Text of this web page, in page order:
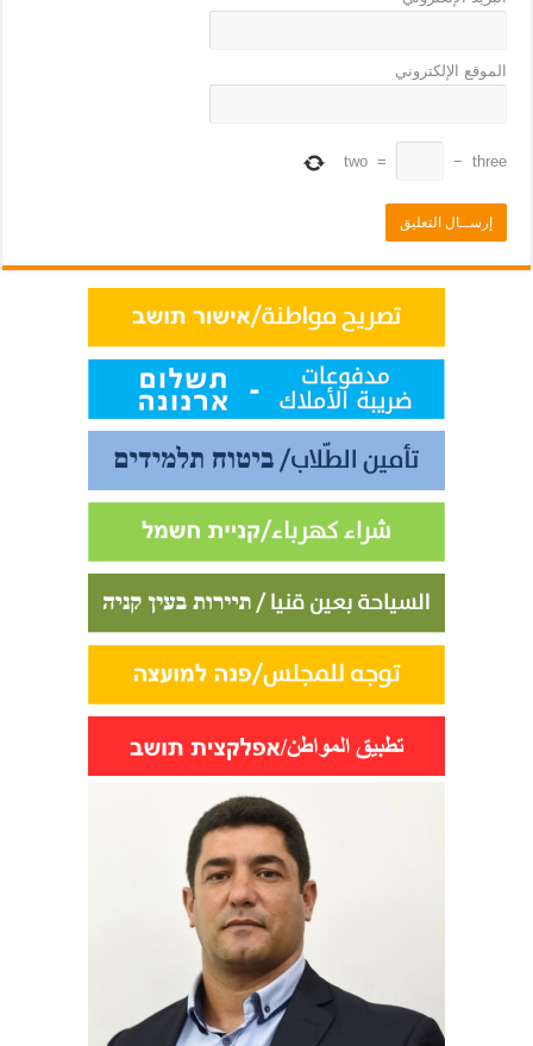
الموقع الإلكتروني
three
−
=
two